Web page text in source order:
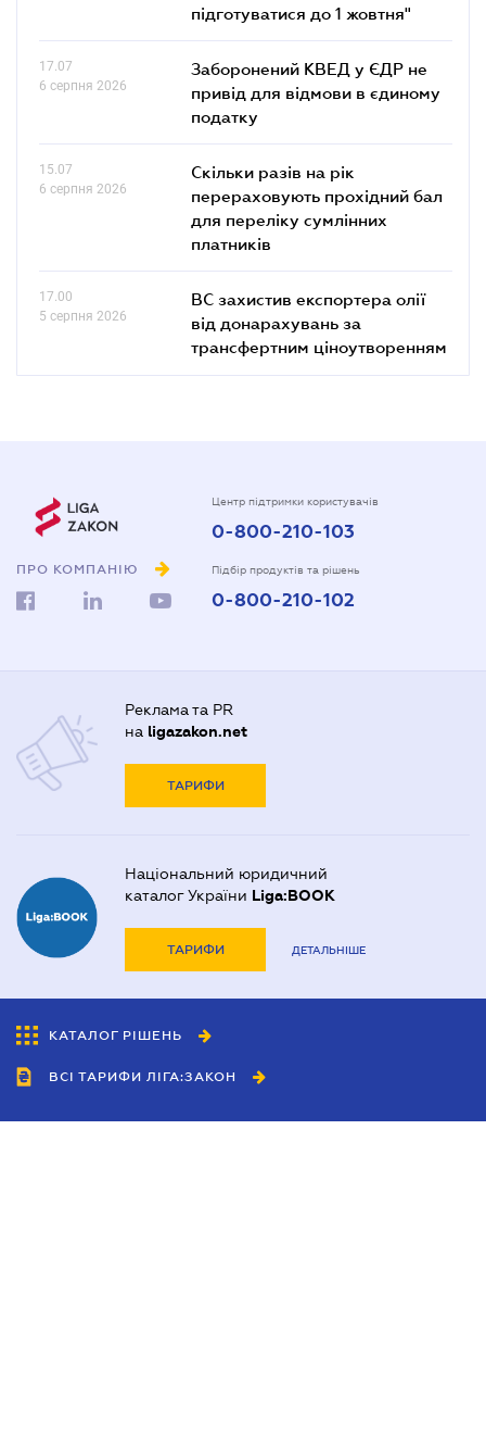
підготуватися до 1 жовтня"
17.07
6 серпня 2026
Заборонений КВЕД у ЄДР не
привід для відмови в єдиному
податку
15.07
6 серпня 2026
Скільки разів на рік
перераховують прохідний бал
для переліку сумлінних
платників
17.00
5 серпня 2026
ВС захистив експортера олії
від донарахувань за
трансфертним ціноутворенням
ПРО КОМПАНІЮ
Центр підтримки користувачів
0-800-210-103
Підбір продуктів та рішень
0-800-210-102
Реклама та PR
на ligazakon.net
ТАРИФИ
Національний юридичний
каталог України Liga:BOOK
ТАРИФИ ДЕТАЛЬНІШЕ
КАТАЛОГ РІШЕНЬ
ВСІ ТАРИФИ ЛІГА:ЗАКОН